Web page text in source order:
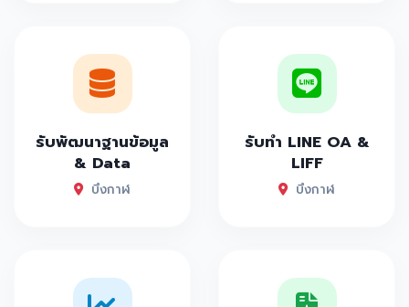
รับพัฒนาฐานข้อมูล
& Data
บึงกาฬ
รับทำ LINE OA &
LIFF
บึงกาฬ